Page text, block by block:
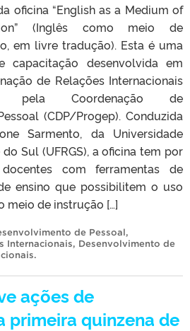
oficina “English as a Medium of
(Inglês como meio de
em livre tradução). Esta é uma
capacitação desenvolvida em
de Relações Internacionais
pela Coordenação de
(CDP/Progep). Conduzida
Sarmento, da Universidade
Sul (UFRGS), a oficina tem por
com ferramentas de
ensino que possibilitem o uso
meio de instrução […]
de Pessoal,
Internacionais, Desenvolvimento de
.
ações de
primeira quinzena de